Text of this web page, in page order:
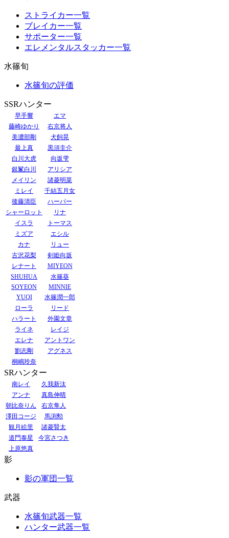
ストライカー一覧
ブレイカー一覧
サポーター一覧
エレメンタルスタッカー一覧
水篠旬
水篠旬の評価
SSRハンター
早手響
エマ
藤崎ゆかり
右京将人
美濃部剛
犬飼晃
最上真
黒須圭介
白川大虎
向坂雫
銀鬣白川
アリシア
メイリン
諸菱明菜
ミレイ
千結五月女
後藤清臣
ハーパー
シャーロット
リナ
イスラ
トーマス
ミズア
エシル
カナ
リュー
古沢花梨
剣姫向坂
レナート
MIYEON
SHUHUA
水篠葵
SOYEON
MINNIE
YUQI
水篠潤一郎
ローラ
リード
ハラート
外園文章
ライネ
レイジ
エレナ
アントワン
劉志剛
アグネス
桐嶋玲奈
SRハンター
南レイ
久我新汰
アンナ
真島伸晴
朝比奈りん
右京隼人
澤田コージ
馬渕勲
観月絵里
諸菱賢太
道門泰星
今宮さつき
上原悠真
影
影の軍団一覧
武器
水篠旬武器一覧
ハンター武器一覧